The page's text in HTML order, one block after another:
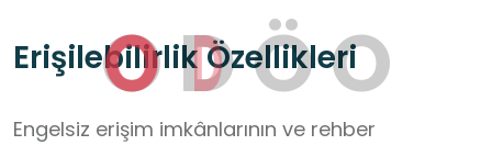
ODÖO
Erişilebilirlik Özellikleri
Engelsiz erişim imkânlarının ve rehber